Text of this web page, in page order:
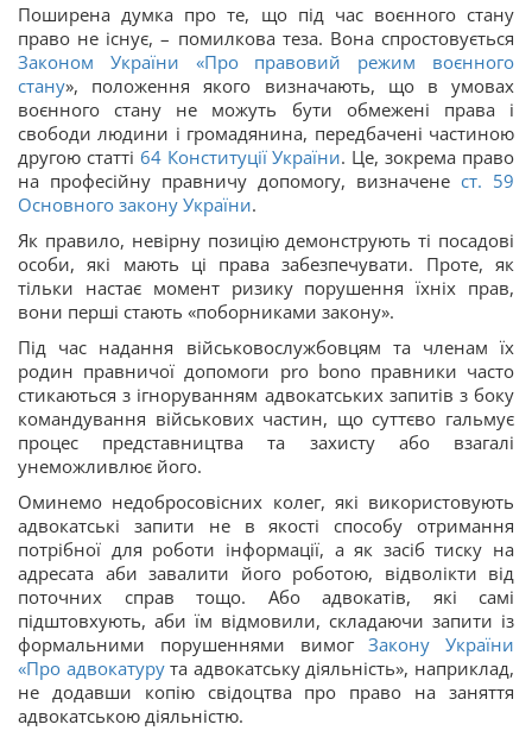
Поширена думка про те, що під час воєнного стану
право не існує, – помилкова теза. Вона спростовується
Законом України «Про правовий режим воєнного
стану», положення якого визначають, що в умовах
воєнного стану не можуть бути обмежені права і
свободи людини і громадянина, передбачені частиною
другою статті 64 Конституції України. Це, зокрема право
на професійну правничу допомогу, визначене ст. 59
Основного закону України.
Як правило, невірну позицію демонструють ті посадові
особи, які мають ці права забезпечувати. Проте, як
тільки настає момент ризику порушення їхніх прав,
вони перші стають «поборниками закону».
Під час надання військовослужбовцям та членам їх
родин правничої допомоги pro bono правники часто
стикаються з ігноруванням адвокатських запитів з боку
командування військових частин, що суттєво гальмує
процес представництва та захисту або взагалі
унеможливлює його.
Оминемо недобросовісних колег, які використовують
адвокатські запити не в якості способу отримання
потрібної для роботи інформації, а як засіб тиску на
адресата аби завалити його роботою, відволікти від
поточних справ тощо. Або адвокатів, які самі
підштовхують, аби їм відмовили, складаючи запити із
формальними порушеннями вимогЗакону України
«Про адвокатурута адвокатську діяльність», наприклад,
не додавши копію свідоцтва про право на заняття
адвокатською діяльністю.